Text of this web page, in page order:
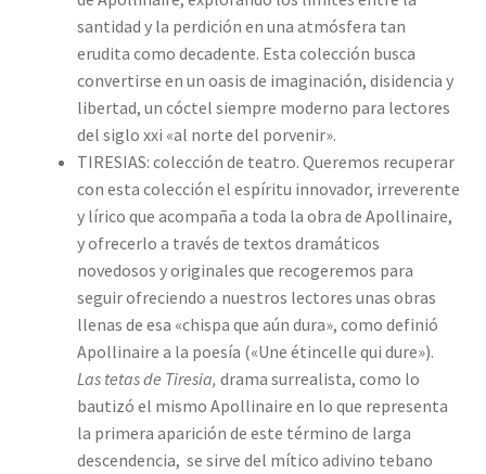
santidad y la perdición en una atmósfera tan
erudita como decadente. Esta colección busca
convertirse en un oasis de imaginación, disidencia y
libertad, un cóctel siempre moderno para lectores
del siglo xxi «al norte del porvenir».
TIRESIAS: colección de teatro. Queremos recuperar
con esta colección el espíritu innovador, irreverente
y lírico que acompaña a toda la obra de Apollinaire,
y ofrecerlo a través de textos dramáticos
novedosos y originales que recogeremos para
seguir ofreciendo a nuestros lectores unas obras
llenas de esa «chispa que aún dura», como definió
Apollinaire a la poesía («Une étincelle qui dure»).
Las tetas de Tiresia, drama surrealista, como lo
bautizó el mismo Apollinaire en lo que representa
la primera aparición de este término de larga
descendencia, se sirve del mítico adivino tebano